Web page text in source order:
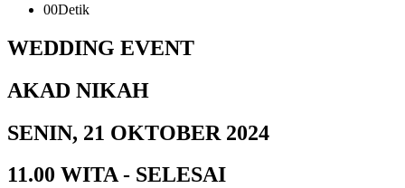
00Detik
WEDDING EVENT
AKAD NIKAH
SENIN, 21 OKTOBER 2024
11.00 WITA - SELESAI